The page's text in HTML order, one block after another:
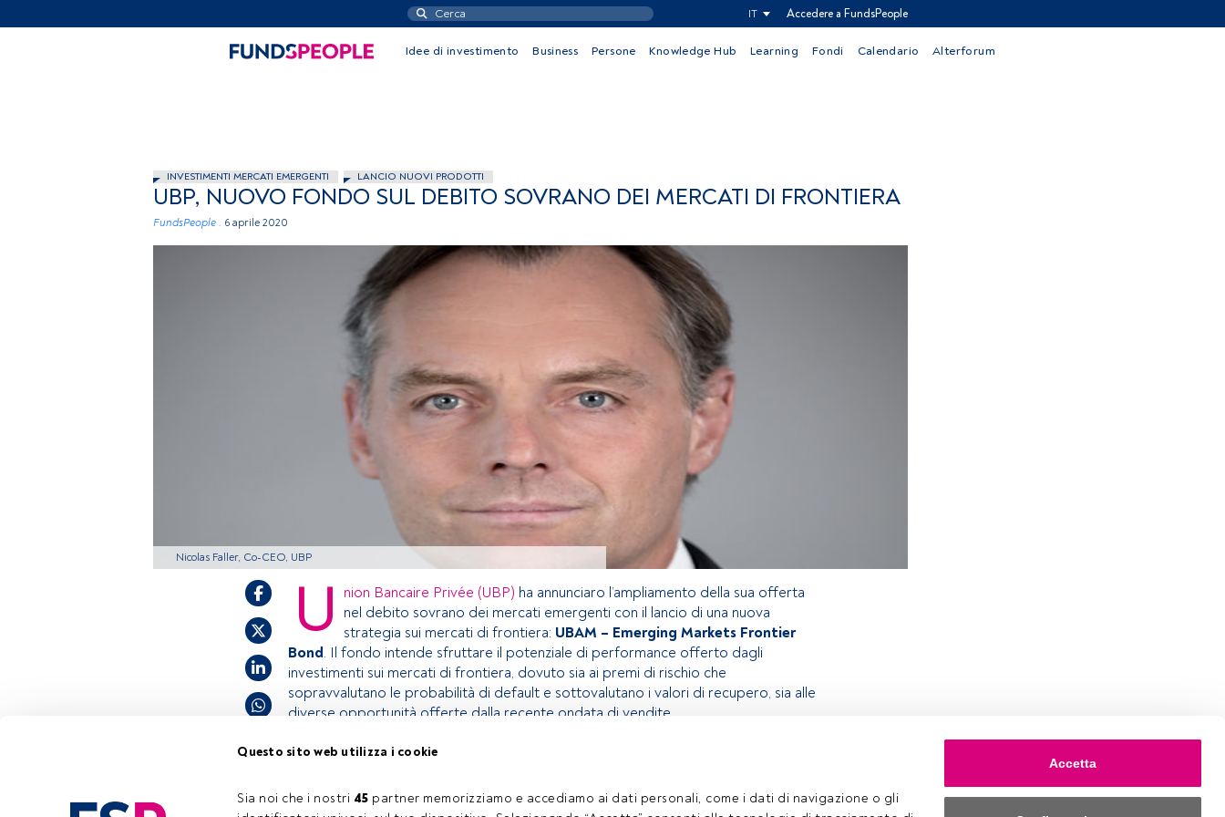
Questo sito web utilizza i cookie
Sia noi che i nostri 45 partner memorizziamo e accediamo ai dati personali, come i dati di navigazione o gli
Accetta
IT Accedere a FundsPeople
Idee di investimento Business Persone Knowledge Hub Learning Fondi Calendario Alterforum
INVESTIMENTI MERCATI EMERGENTI LANCIO NUOVI PRODOTTI
UBP, NUOVO FONDO SUL DEBITO SOVRANO DEI MERCATI DI FRONTIERA
FundsPeople . 6 aprile 2020
Nicolas Faller, Co-CEO, UBP
Tempo di lettura: 1 min.
U nion Bancaire Privée (UBP) ha annunciaro l’ampliamento della sua offerta
nel debito sovrano dei mercati emergenti con il lancio di una nuova
strategia sui mercati di frontiera: UBAM – Emerging Markets Frontier
Bond. Il fondo intende sfruttare il potenziale di performance offerto dagli
investimenti sui mercati di frontiera, dovuto sia ai premi di rischio che
sopravvalutano le probabilità di default e sottovalutano i valori di recupero, sia alle
diverse opportunità offerte dalla recente ondata di vendite.
accedi tramite il pulsante Login. Se non hai ancora un account, ti invitiamo a